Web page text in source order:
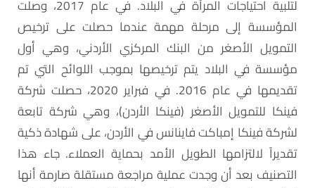
لتلبية احتياجات المرأة في البلاد. في عام 2017، وصلت
المؤسسة إلى مرحلة مهمة عندما حصلت على ترخيص
التمويل الأصغر من البنك المركزي الأردني، وهي أول
مؤسسة في البلاد يتم ترخيصها بموجب اللوائح التي تم
تقديمها في عام 2016. في فبراير 2020، حصلت شركة
فينكا للتمويل الأصغر (فينكا الأردن)، وهي شركة تابعة
لشركة فينكا إمباكت فاينانس في الأردن، على شهادة ذكية
تقديراً لالتزامها الطويل الأمد بحماية العملاء. جاء هذا
التصنيف بعد أن وجدت عملية مراجعة مستقلة صارمة أنها